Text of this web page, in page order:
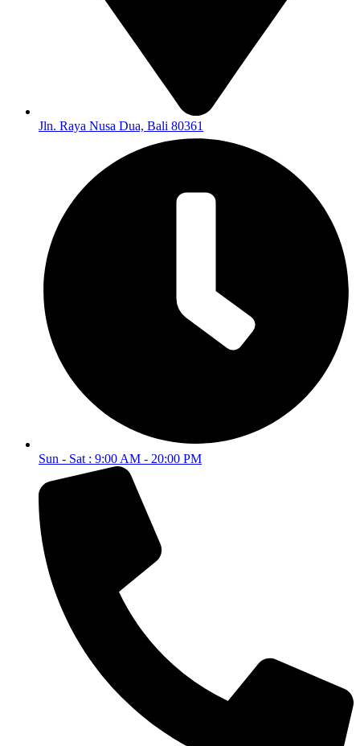
Jln. Raya Nusa Dua, Bali 80361
Sun - Sat : 9:00 AM - 20:00 PM